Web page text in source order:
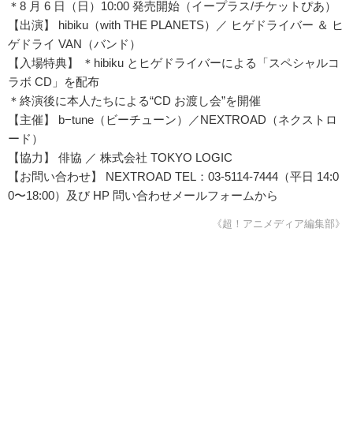
＊8 月 6 日（日）10:00 発売開始（イープラス/チケットぴあ）
【出演】 hibiku（with THE PLANETS）／ ヒゲドライバー ＆ ヒ
ゲドライ VAN（バンド）
【入場特典】 ＊hibiku とヒゲドライバーによる「スペシャルコ
ラボ CD」を配布
＊終演後に本人たちによる“CD お渡し会”を開催
【主催】 b−tune（ビーチューン）／NEXTROAD（ネクストロ
ード）
【協力】 俳協 ／ 株式会社 TOKYO LOGIC
【お問い合わせ】 NEXTROAD TEL：03-5114-7444（平日 14:0
0〜18:00）及び HP 問い合わせメールフォームから
《超！アニメディア編集部》